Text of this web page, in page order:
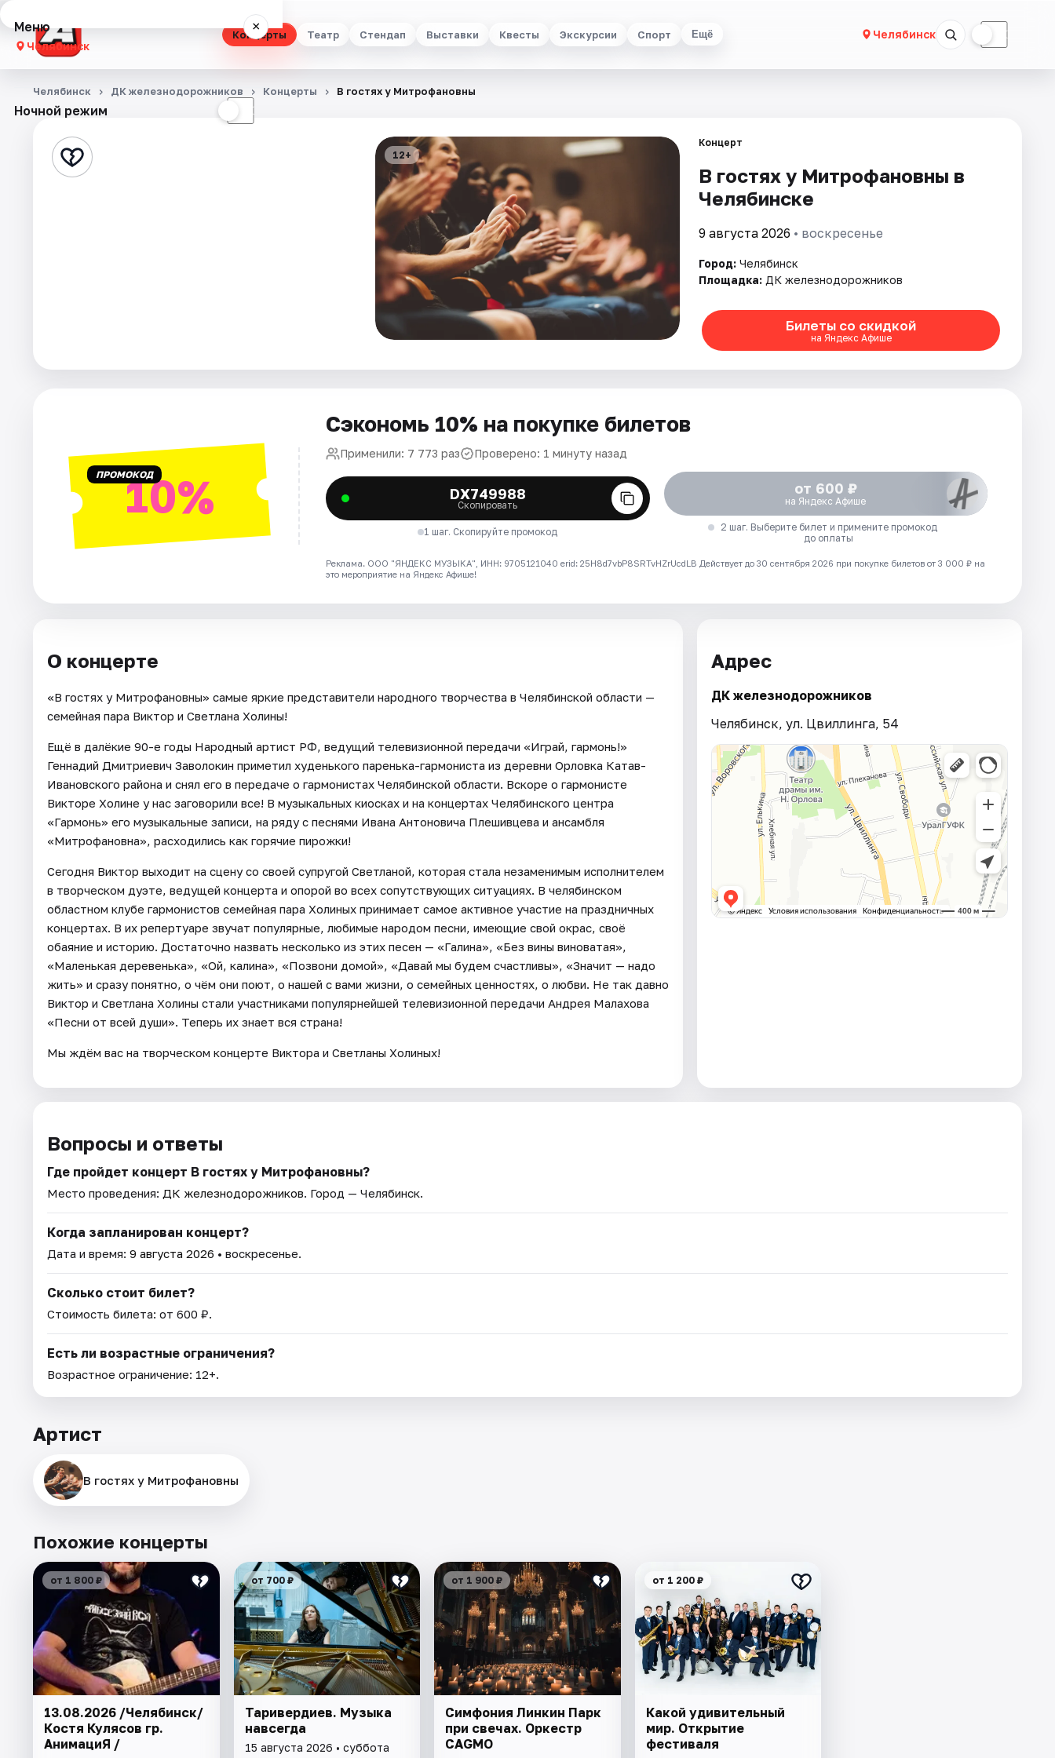
Концерты Театр Стендап Выставки Квесты Экскурсии Спорт Ещё Челябинск ☾
Меню ×
Челябинск
Концерты
Стендап
Артисты
Ночной режим ☾
Челябинск ДК железнодорожников Концерты В гостях у Митрофановны
12+
Концерт
В гостях у Митрофановны в
Челябинске
9 августа 2026 • воскресенье
Город: Челябинск
Площадка: ДК железнодорожников
Билеты со скидкой
на Яндекс Афише
ПРОМОКОД10%
Сэкономь 10% на покупке билетов
Применили: 7 773 раз Проверено: 1 минуту назад
DX749988
Скопировать
1 шаг. Скопируйте промокод
от 600 ₽
на Яндекс Афише
2 шаг. Выберите билет и примените промокод
до оплаты
Реклама. ООО "ЯНДЕКС МУЗЫКА", ИНН: 9705121040 erid: 25H8d7vbP8SRTvHZrUcdLB Действует до 30 сентября 2026 при покупке билетов от 3 000 ₽ на
это мероприятие на Яндекс Афише!
О концерте
«В гостях у Митрофановны» самые яркие представители народного творчества в Челябинской области —
семейная пара Виктор и Светлана Холины!
Ещё в далёкие 90-е годы Народный артист РФ, ведущий телевизионной передачи «Играй, гармонь!»
Геннадий Дмитриевич Заволокин приметил худенького паренька-гармониста из деревни Орловка Катав-
Ивановского района и снял его в передаче о гармонистах Челябинской области. Вскоре о гармонисте
Викторе Холине у нас заговорили все! В музыкальных киосках и на концертах Челябинского центра
«Гармонь» его музыкальные записи, на ряду с песнями Ивана Антоновича Плешивцева и ансамбля
«Митрофановна», расходились как горячие пирожки!
Сегодня Виктор выходит на сцену со своей супругой Светланой, которая стала незаменимым исполнителем
в творческом дуэте, ведущей концерта и опорой во всех сопутствующих ситуациях. В челябинском
областном клубе гармонистов семейная пара Холиных принимает самое активное участие на праздничных
концертах. В их репертуаре звучат популярные, любимые народом песни, имеющие свой окрас, своё
обаяние и историю. Достаточно назвать несколько из этих песен — «Галина», «Без вины виноватая»,
«Маленькая деревенька», «Ой, калина», «Позвони домой», «Давай мы будем счастливы», «Значит — надо
жить» и сразу понятно, о чём они поют, о нашей с вами жизни, о семейных ценностях, о любви. Не так давно
Виктор и Светлана Холины стали участниками популярнейшей телевизионной передачи Андрея Малахова
«Песни от всей души». Теперь их знает вся страна!
Мы ждём вас на творческом концерте Виктора и Светланы Холиных!
Адрес
ДК железнодорожников
Челябинск, ул. Цвиллинга, 54
Вопросы и ответы
Где пройдет концерт В гостях у Митрофановны?
Место проведения: ДК железнодорожников. Город — Челябинск.
Когда запланирован концерт?
Дата и время: 9 августа 2026 • воскресенье.
Сколько стоит билет?
Стоимость билета: от 600 ₽.
Есть ли возрастные ограничения?
Возрастное ограничение: 12+.
Артист
В гостях у Митрофановны
Похожие концерты
от 1 800 ₽
13.08.2026 /Челябинск/
Костя Кулясов гр.
АнимациЯ /
от 700 ₽
Таривердиев. Музыка
навсегда
15 августа 2026 • суббота
от 1 900 ₽
Симфония Линкин Парк
при свечах. Оркестр
CAGMO
от 1 200 ₽
Какой удивительный
мир. Открытие
фестиваля